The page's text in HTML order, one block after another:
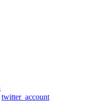
twitter_account